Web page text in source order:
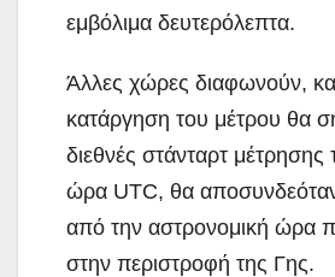
εμβόλιμα δευτερόλεπτα.
Άλλες χώρες διαφωνούν,
κατάργηση του μέτρου θα
διεθνές στάνταρτ
ώρα UTC, θα
από την αστρονομική ώρα
στην περιστροφή της Γης.